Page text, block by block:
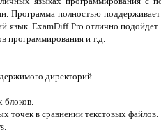
Программа полностью
ExamDiff Pro отлично подойдет
программирования и т.д.
директорий.
точек в сравнении текстовых файлов.